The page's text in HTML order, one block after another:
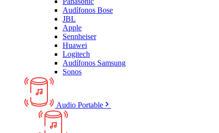
Audífonos Bose
JBL
Apple
Sennheiser
Huawei
Logitech
Audífonos Samsung
Sonos
Audio Portable